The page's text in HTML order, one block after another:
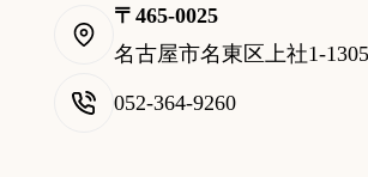
〒465-0025
名古屋市名東区上社1-
052-364-9260